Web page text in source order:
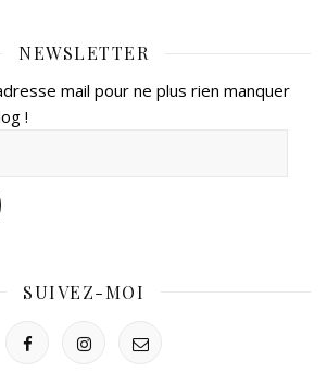
NEWSLETTER
mail pour ne plus rien manquer
!
SUIVEZ-MOI